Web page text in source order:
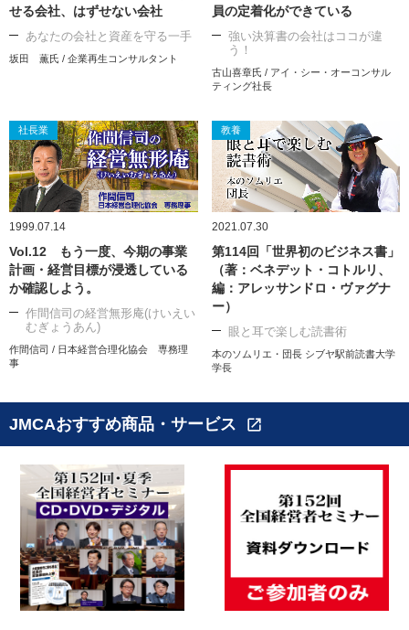
せる会社、はずせない会社
あなたの会社と資産を守る一手
坂田 薫氏 / 企業再生コンサルタント
員の定着化ができている
強い決算書の会社はココが違
う！
古山喜章氏 / アイ・シー・オーコンサル
ティング社長
社長業
1999.07.14
Vol.12 もう一度、今期の事業
計画・経営目標が浸透している
か確認しよう。
作間信司の経営無形庵(けいえい
むぎょうあん)
作間信司 / 日本経営合理化協会 専務理
事
教養
2021.07.30
第114回「世界初のビジネス書」
（著：ベネデット・コトルリ、
編：アレッサンドロ・ヴァグナ
ー）
眼と耳で楽しむ読書術
本のソムリエ・団長 シブヤ駅前読書大学
学長
JMCAおすすめ商品・サービス open_in_new